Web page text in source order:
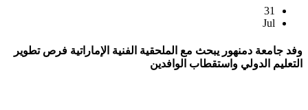
31
Jul
وفد جامعة دمنهور يبحث مع الملحقية الفنية الإماراتية فرص تطوير
التعليم الدولي واستقطاب الوافدين